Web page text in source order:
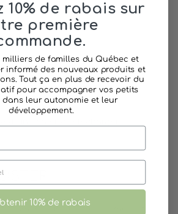
:
Mélanie Foster
: À partir de 3 ans
2 x 11 pouces
maman d’une loutre des mers et d’un
10% de rabais sur
première
milliers de familles du Québec et
informé des nouveaux produits et
Tout ça en plus de recevoir du
pour accompagner vos petits
dans leur autonomie et leur
développement.
10% de rabais